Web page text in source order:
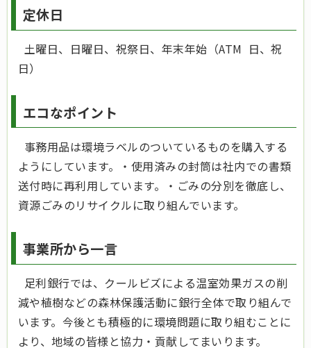
定休日
土曜日、日曜日、祝祭日、年末年始（ATM 日、祝
日）
エコなポイント
事務用品は環境ラベルのついているものを購入する
ようにしています。・使用済みの封筒は社内での書類
送付時に再利用しています。・ごみの分別を徹底し、
資源ごみのリサイクルに取り組んでいます。
事業所から一言
足利銀行では、クールビズによる温室効果ガスの削
減や植樹などの森林保護活動に銀行全体で取り組んで
います。今後とも積極的に環境問題に取り組むことに
より、地域の皆様と協力・貢献してまいります。